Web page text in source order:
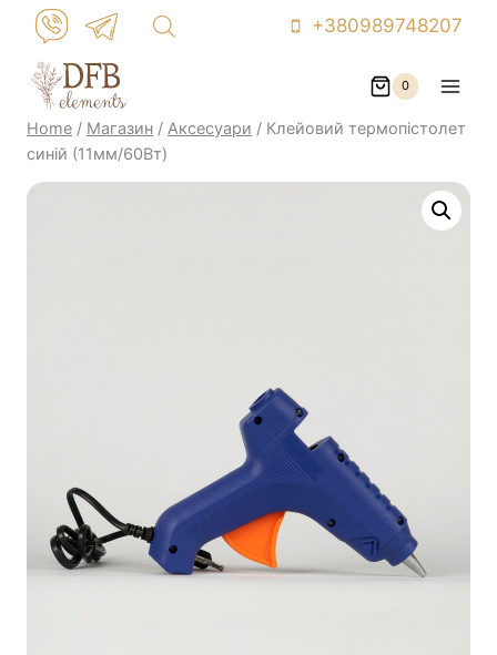
Skip
content
+380989748207
0
Home / Магазин / Аксесуари / Клейовий термопістолет
синій (11мм/60Вт)